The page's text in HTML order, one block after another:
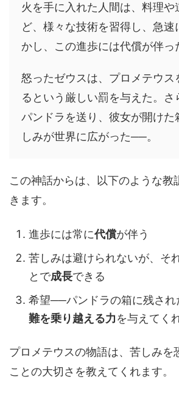
火を手に入れた人間は、料理や
ど、様々な技術を習得し、急速
かし、この進歩には代償が伴っ
怒ったゼウスは、プロメテウス
るという厳しい罰を与えた。さ
パンドラを送り、彼女が開けた
しみが世界に広がった──。
この神話からは、以下のような教
きます。
進歩には常に代償が伴う
苦しみは避けられないが、そ
とで成長できる
希望──パンドラの箱に残され
難を乗り越える力を与えてく
プロメテウスの物語は、苦しみを
ことの大切さを教えてくれます。